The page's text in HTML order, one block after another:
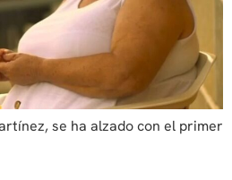
se ha alzado con el primer